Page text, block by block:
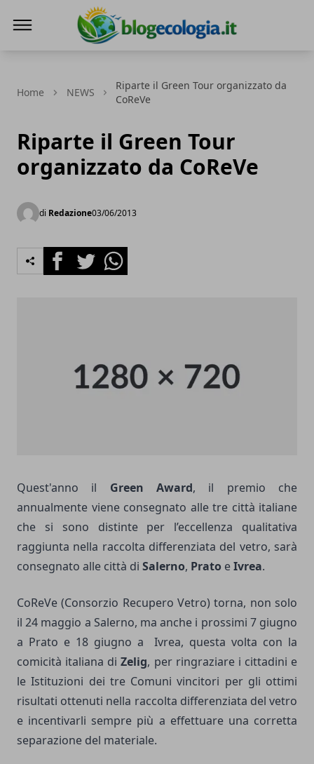
Home NEWS
Riparte il Green Tour organizzato da
CoReVe
Riparte il Green Tour
organizzato da CoReVe
di Redazione03/06/2013
FacebookTwitterWhatsapp
Quest'anno il Green Award, il premio che
annualmente viene consegnato alle tre città italiane
che si sono distinte per l’eccellenza qualitativa
raggiunta nella raccolta differenziata del vetro, sarà
consegnato alle città di Salerno, Prato eIvrea.
CoReVe (Consorzio Recupero Vetro) torna, non solo
il 24 maggio a Salerno, ma anche i prossimi 7 giugno
a Prato e 18 giugno a Ivrea, questa volta con la
comicità italiana diZelig, per ringraziare i cittadini e
le Istituzioni dei tre Comuni vincitori per gli ottimi
risultati ottenuti nella raccolta differenziata del vetro
e incentivarli sempre più a effettuare una corretta
separazione del materiale.